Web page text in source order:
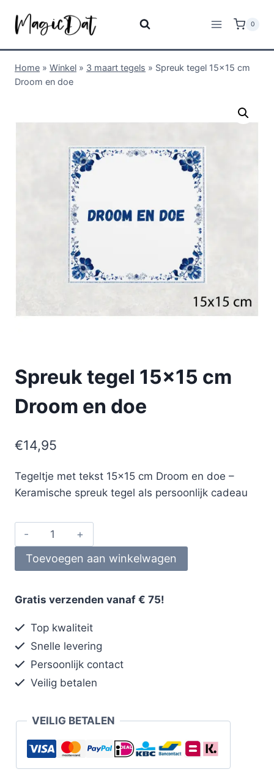
0
Home » Winkel » 3 maart tegels » Spreuk tegel 15×15 cm
Droom en doe
Spreuk tegel 15×15 cm
Droom en doe
€14,95
Tegeltje met tekst 15×15 cm Droom en doe –
Keramische spreuk tegel als persoonlijk cadeau
Toevoegen aan winkelwagen
Gratis verzenden vanaf € 75!
Top kwaliteit
Snelle levering
Persoonlijk contact
Veilig betalen
VEILIG BETALEN